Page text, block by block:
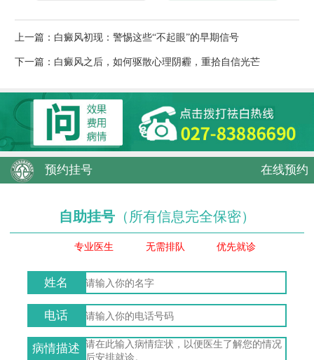
上一篇： 白癜风初现：警惕这些“不起眼”的早期信号
下一篇： 白癜风之后，如何驱散心理阴霾，重拾自信光芒
预约挂号 在线预约
自助挂号 （所有信息完全保密）
专业医生 无需排队 优先就诊
姓名
电话
病情描述